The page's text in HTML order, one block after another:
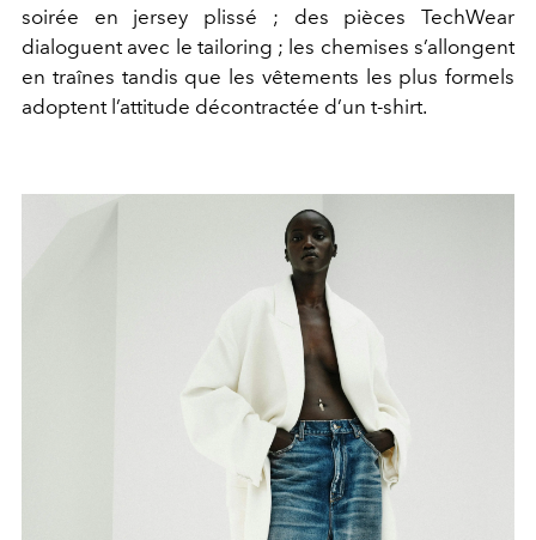
soirée en jersey plissé ; des pièces TechWear
dialoguent avec le tailoring ; les chemises s’allongent
en traînes tandis que les vêtements les plus formels
adoptent l’attitude décontractée d’un t-shirt.